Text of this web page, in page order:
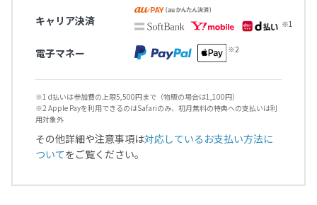
キャリア決済
電子マネー
※1 d払いは参加費の上限5,500円まで（物販の場合は1,100円）
※2 Apple Payを利用できるのはSafariのみ、初月無料の特典への支払いは利
用対象外
その他詳細や注意事項は対応しているお支払い方法に
ついてをご覧ください。